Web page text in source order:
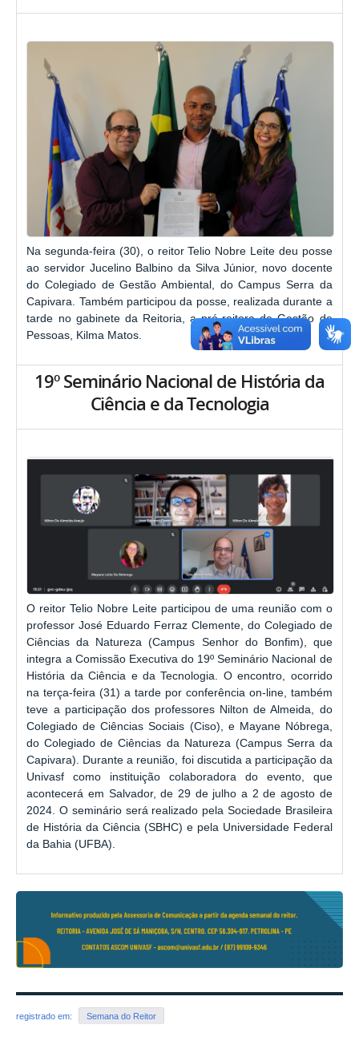
Na segunda-feira (30), o reitor Telio Nobre Leite deu posse
ao servidor Jucelino Balbino da Silva Júnior, novo docente
do Colegiado de Gestão Ambiental, do Campus Serra da
Capivara. Também participou da posse, realizada durante a
tarde no gabinete da Reitoria, a pró-reitora de Gestão de
Pessoas, Kilma Matos.
19º Seminário Nacional de História da
Ciência e da Tecnologia
O reitor Telio Nobre Leite participou de uma reunião com o
professor José Eduardo Ferraz Clemente, do Colegiado de
Ciências da Natureza (Campus Senhor do Bonfim), que
integra a Comissão Executiva do 19º Seminário Nacional de
História da Ciência e da Tecnologia. O encontro, ocorrido
na terça-feira (31) a tarde por conferência on-line, também
teve a participação dos professores Nilton de Almeida, do
Colegiado de Ciências Sociais (Ciso), e Mayane Nóbrega,
do Colegiado de Ciências da Natureza (Campus Serra da
Capivara). Durante a reunião, foi discutida a participação da
Univasf como instituição colaboradora do evento, que
acontecerá em Salvador, de 29 de julho a 2 de agosto de
2024. O seminário será realizado pela Sociedade Brasileira
de História da Ciência (SBHC) e pela Universidade Federal
da Bahia (UFBA).
registrado em: Semana do Reitor